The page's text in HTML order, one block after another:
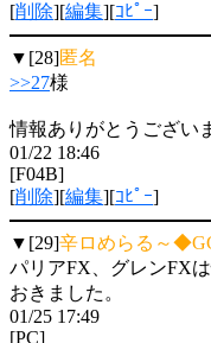
[削除][編集][ｺﾋﾟｰ]
▼[28]匿名
>>27様
情報ありがとうござい
01/22 18:46
[F04B]
[削除][編集][ｺﾋﾟｰ]
▼[29]辛ロめらる～
パリアFX、グレンFX
おきました。
01/25 17:49
[PC]